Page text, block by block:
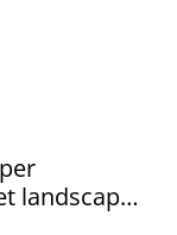
landscape